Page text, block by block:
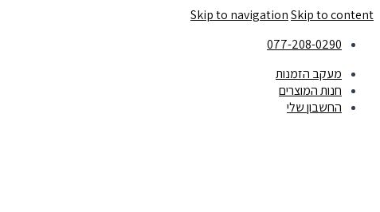
Skip to navigationSkip to content
077-208-0290
מעקב הזמנות
חנות המוצרים
החשבון שלי